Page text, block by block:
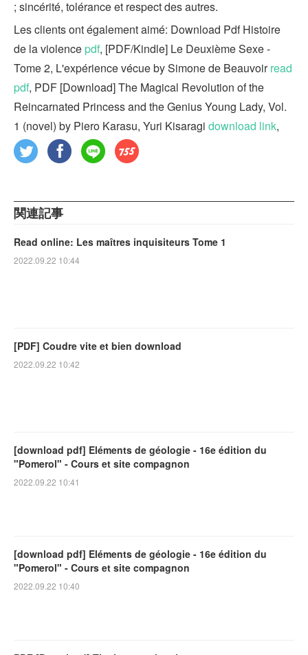
; sincérité, tolérance et respect des autres.
Les clients ont également aimé: Download Pdf Histoire
de la violencepdf, [PDF/Kindle] Le Deuxième Sexe -
Tome 2, L'expérience vécue by Simone de Beauvoirread
pdf, PDF [Download] The Magical Revolution of the
Reincarnated Princess and the Genius Young Lady, Vol.
1 (novel) by Piero Karasu, Yuri Kisaragi download link,
関連記事
Read online: Les maîtres inquisiteurs Tome 1
2022.09.22 10:44
[PDF] Coudre vite et bien download
2022.09.22 10:42
[download pdf] Eléments de géologie - 16e édition du
"Pomerol" - Cours et site compagnon
2022.09.22 10:41
[download pdf] Eléments de géologie - 16e édition du
"Pomerol" - Cours et site compagnon
2022.09.22 10:40